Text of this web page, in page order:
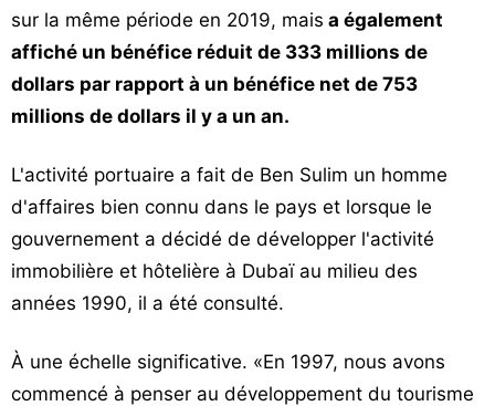
sur la même période en 2019, mais a également
affiché un bénéfice réduit de 333 millions de
dollars par rapport à un bénéfice net de 753
millions de dollars il y a un an.
L'activité portuaire a fait de Ben Sulim un homme
d'affaires bien connu dans le pays et lorsque le
gouvernement a décidé de développer l'activité
immobilière et hôtelière à Dubaï au milieu des
années 1990, il a été consulté.
À une échelle significative. «En 1997, nous avons
commencé à penser au développement du tourisme